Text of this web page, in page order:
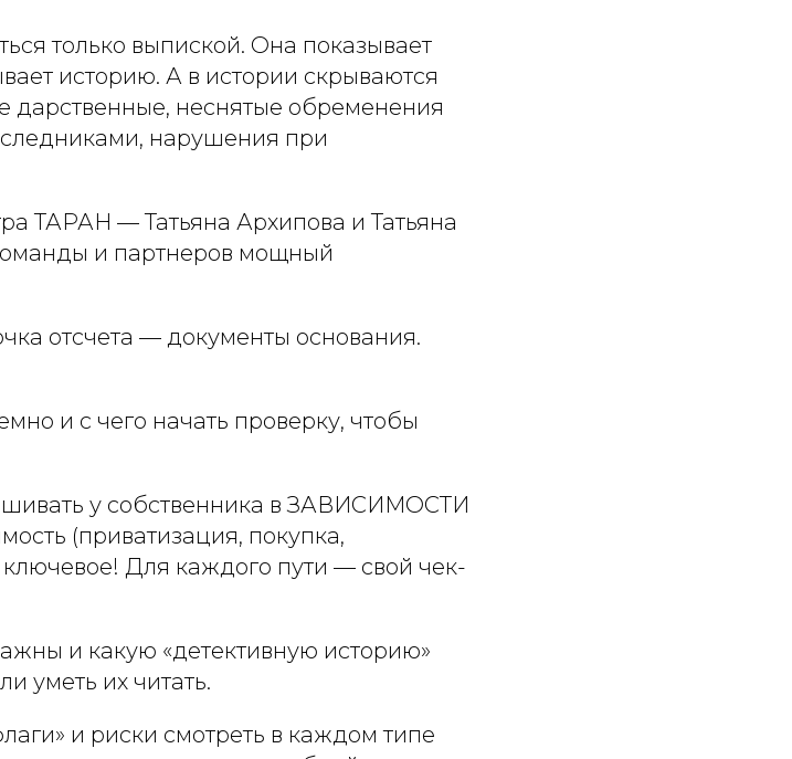
только выпиской. Она показывает
историю. А в истории скрываются
дарственные, неснятые обременения
нарушения при
ТАРАН — Татьяна Архипова и Татьяна
и партнеров мощный
отсчета — документы основания.
и с чего начать проверку, чтобы
у собственника в ЗАВИСИМОСТИ
(приватизация, покупка,
ключевое! Для каждого пути — свой чек-
и какую «детективную историю»
уметь их читать.
и риски смотреть в каждом типе